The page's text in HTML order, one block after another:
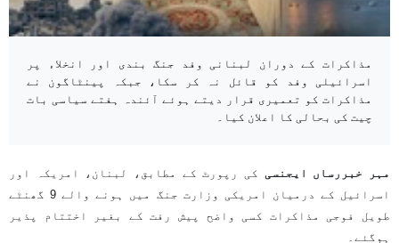
مذاکرات کے دوران لبنانی وفد جنگ بندی اور انخلاء پر
اسرائیلی وفد کو قائل نہ کر سکا، جبکہ پینٹاگون نے
مذاکرات کو تعمیری قرار دیتے ہوئے آئندہ ہفتے سیاسی بات
چیت کی بحالی کا اعلان کیا۔
مہر خبررساں ایجنسی کی رپورٹ کے مطابق، لبنان، امریکہ اور
اسرائیل کے درمیان امریکی وزارت جنگ میں ہونے والے 9 گھنٹے
طویل فوجی مذاکرات کسی واضح پیش رفت کے بغیر اختتام پذیر
ہوگئے۔